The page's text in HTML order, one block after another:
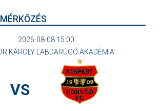
2026-08-08 15:00
KÁROLY LABDARÚGÓ AKADÉMIA
VS